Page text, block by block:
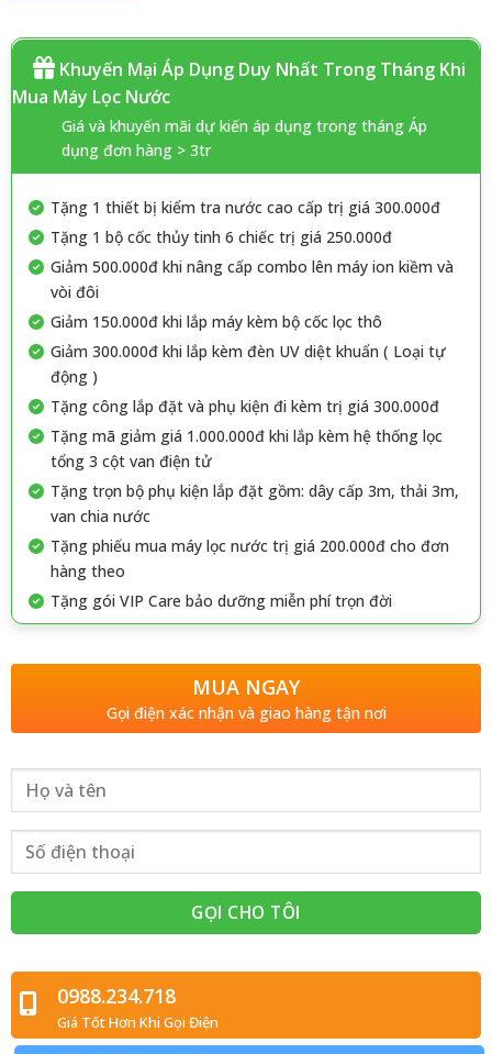
Khuyến Mại Áp Dụng Duy Nhất Trong Tháng Khi
Mua Máy Lọc Nước
Giá và khuyến mãi dự kiến áp dụng trong tháng Áp
dụng đơn hàng > 3tr
Tặng 1 thiết bị kiểm tra nước cao cấp trị giá 300.000đ
Tặng 1 bộ cốc thủy tinh 6 chiếc trị giá 250.000đ
Giảm 500.000đ khi nâng cấp combo lên máy ion kiềm và
vòi đôi
Giảm 150.000đ khi lắp máy kèm bộ cốc lọc thô
Giảm 300.000đ khi lắp kèm đèn UV diệt khuẩn ( Loại tự
động )
Tặng công lắp đặt và phụ kiện đi kèm trị giá 300.000đ
Tặng mã giảm giá 1.000.000đ khi lắp kèm hệ thống lọc
tổng 3 cột van điện tử
Tặng trọn bộ phụ kiện lắp đặt gồm: dây cấp 3m, thải 3m,
van chia nước
Tặng phiếu mua máy lọc nước trị giá 200.000đ cho đơn
hàng theo
Tặng gói VIP Care bảo dưỡng miễn phí trọn đời
MUA NGAY
Gọi điện xác nhận và giao hàng tận nơi
0988.234.718
Giá Tốt Hơn Khi Gọi Điện